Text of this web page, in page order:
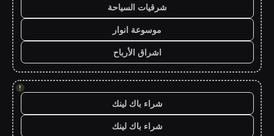
شرقيات السياحة
موسوعة انوار
اشراق الأرباح
!
شراء باك لينك
شراء باك لينك